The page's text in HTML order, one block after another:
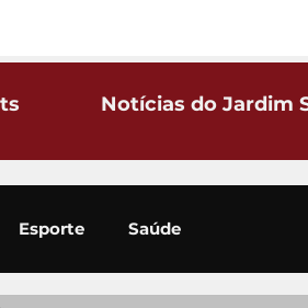
Notícias do Jardim
Esporte Saúde